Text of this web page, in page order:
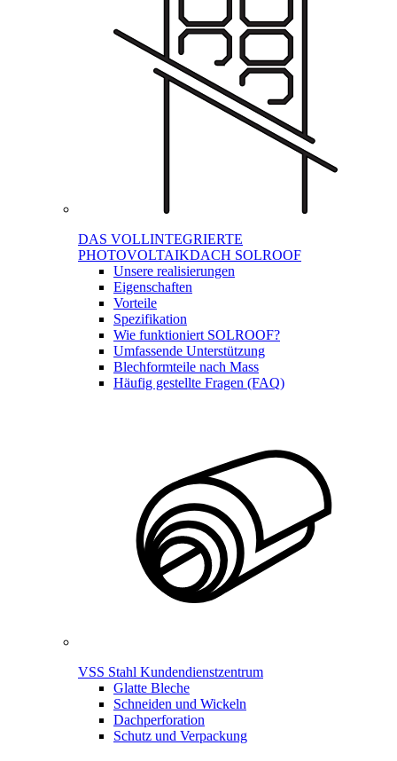
DAS VOLLINTEGRIERTE
PHOTOVOLTAIKDACH SOLROOF
Unsere realisierungen
Eigenschaften
Vorteile
Spezifikation
Wie funktioniert SOLROOF?
Umfassende Unterstützung
Blechformteile nach Mass
Häufig gestellte Fragen (FAQ)
VSS Stahl Kundendienstzentrum
Glatte Bleche
Schneiden und Wickeln
Dachperforation
Schutz und Verpackung